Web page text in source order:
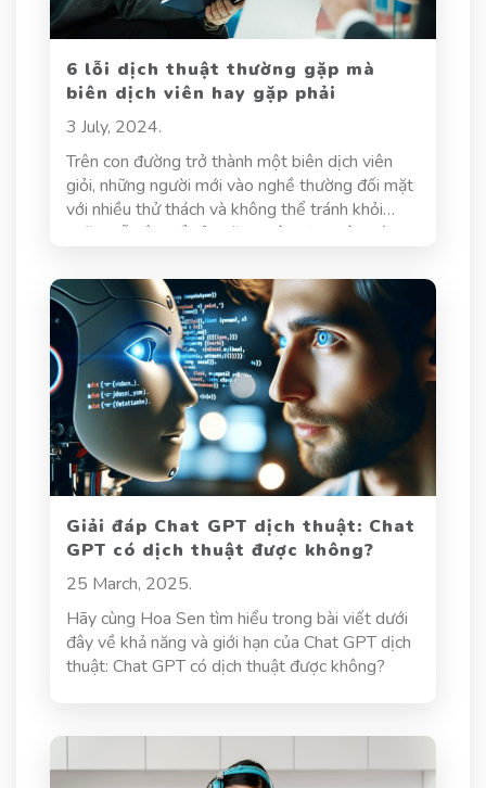
6 lỗi dịch thuật thường gặp mà
biên dịch viên hay gặp phải
3 July, 2024.
Trên con đường trở thành một biên dịch viên
giỏi, những người mới vào nghề thường đối mặt
với nhiều thử thách và không thể tránh khỏi
những lỗi lầm kể cả những biên dịch viên giàu
thuật Hoa Sen điểm qua 6 lỗi dịch thuật thường
gặp mà các biên dịch viên hay mắc phải.
Giải đáp Chat GPT dịch thuật: Chat
GPT có dịch thuật được không?
25 March, 2025.
Hãy cùng Hoa Sen tìm hiểu trong bài viết dưới
đây về khả năng và giới hạn của Chat GPT dịch
thuật: Chat GPT có dịch thuật được không?